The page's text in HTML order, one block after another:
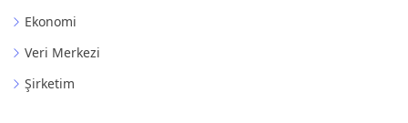
Ekonomi
Veri Merkezi
Şirketim